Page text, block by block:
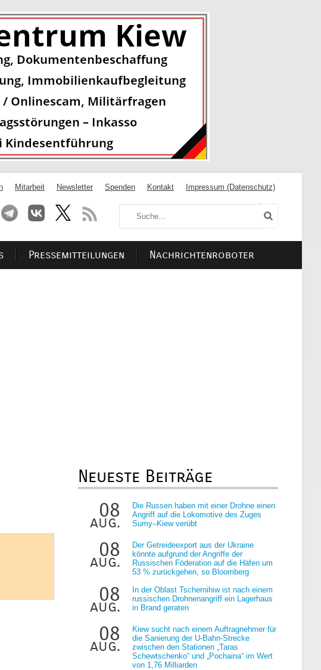
Mitarbeit Newsletter Spenden Kontakt Impressum (Datenschutz)
Pressemitteilungen Nachrichtenroboter
Neueste Beiträge
08
aug.
Die Russen haben mit einer Drohne einen
Angriff auf die Lokomotive des Zuges
Sumy–Kiew verübt
08
aug.
Der Getreideexport aus der Ukraine
könnte aufgrund der Angriffe der
Russischen Föderation auf die Häfen um
53 % zurückgehen, so Bloomberg
08
aug.
In der Oblast Tschernihiw ist nach einem
russischen Drohnenangriff ein Lagerhaus
in Brand geraten
08
aug.
Kiew sucht nach einem Auftragnehmer für
die Sanierung der U-Bahn-Strecke
zwischen den Stationen „Taras
Schewtschenko“ und „Pochaina“ im Wert
von 1,76 Milliarden